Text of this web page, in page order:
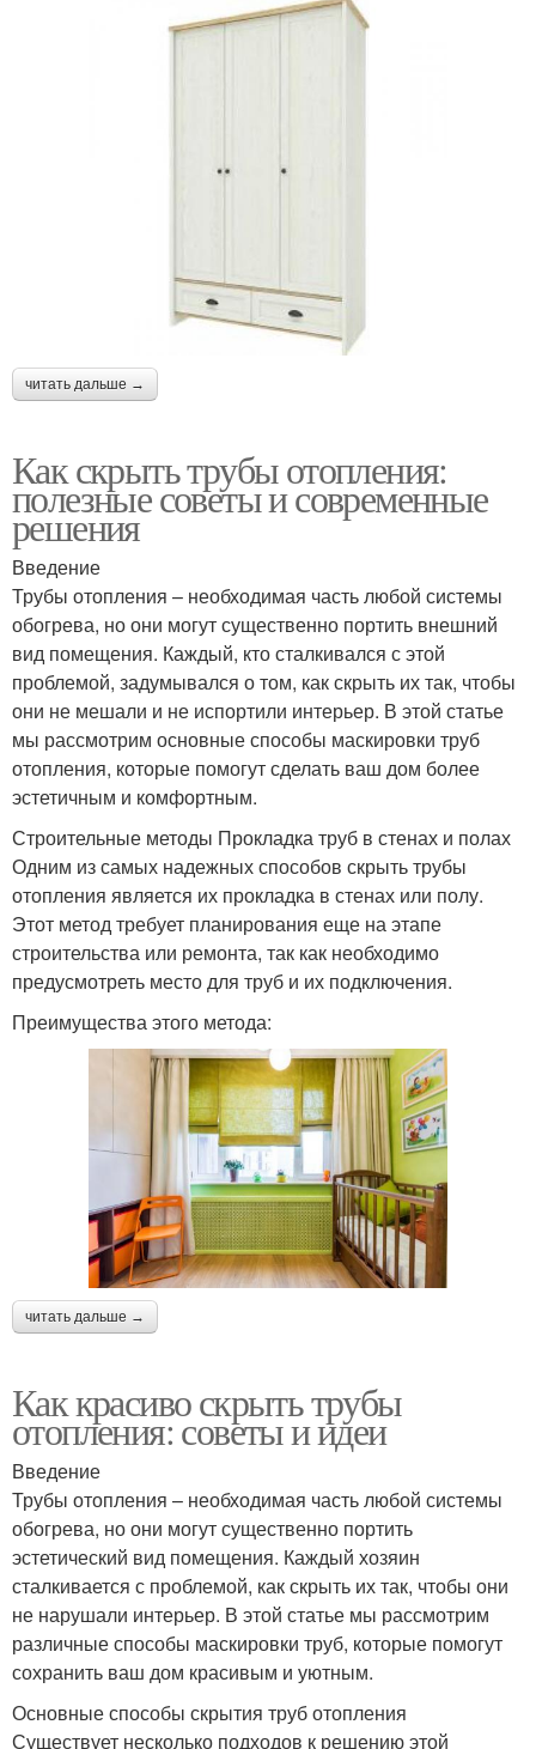
читать дальше →
Как скрыть трубы отопления:
полезные советы и современные
решения
Введение
Трубы отопления – необходимая часть любой системы
обогрева, но они могут существенно портить внешний
вид помещения. Каждый, кто сталкивался с этой
проблемой, задумывался о том, как скрыть их так, чтобы
они не мешали и не испортили интерьер. В этой статье
мы рассмотрим основные способы маскировки труб
отопления, которые помогут сделать ваш дом более
эстетичным и комфортным.
Строительные методы Прокладка труб в стенах и полах
Одним из самых надежных способов скрыть трубы
отопления является их прокладка в стенах или полу.
Этот метод требует планирования еще на этапе
строительства или ремонта, так как необходимо
предусмотреть место для труб и их подключения.
Преимущества этого метода:
читать дальше →
Как красиво скрыть трубы
отопления: советы и идеи
Введение
Трубы отопления – необходимая часть любой системы
обогрева, но они могут существенно портить
эстетический вид помещения. Каждый хозяин
сталкивается с проблемой, как скрыть их так, чтобы они
не нарушали интерьер. В этой статье мы рассмотрим
различные способы маскировки труб, которые помогут
сохранить ваш дом красивым и уютным.
Основные способы скрытия труб отопления
Существует несколько подходов к решению этой